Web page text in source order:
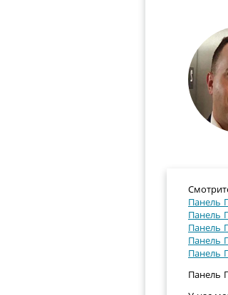
Панель
Панель
Панель
Панель
Панель
Панель